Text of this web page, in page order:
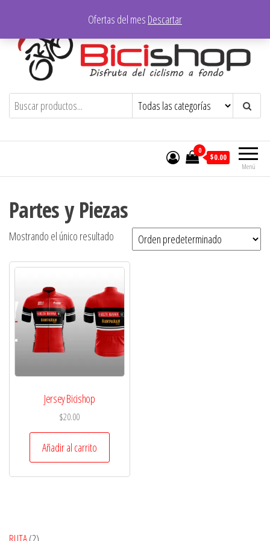
contenido
Bicishop – Ibarra Disfruta del ciclismo a fondo
Menú
0
$0.00
Partes y Piezas
Mostrando el único resultado
Jersey Bicishop
$20.00
Añadir al carrito
2
Ofertas del mes Descartar